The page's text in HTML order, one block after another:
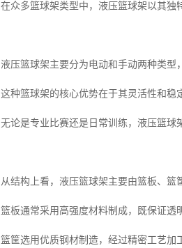
在众多篮球架类型中，液压篮球架以其独
液压篮球架主要分为电动和手动两种类型
这种篮球架的核心优势在于其灵活性和稳
无论是专业比赛还是日常训练，液压篮球
从结构上看，液压篮球架主要由篮板、篮
篮板通常采用高强度材料制成，既保证透
篮筐选用优质钢材制造，经过精密工艺加